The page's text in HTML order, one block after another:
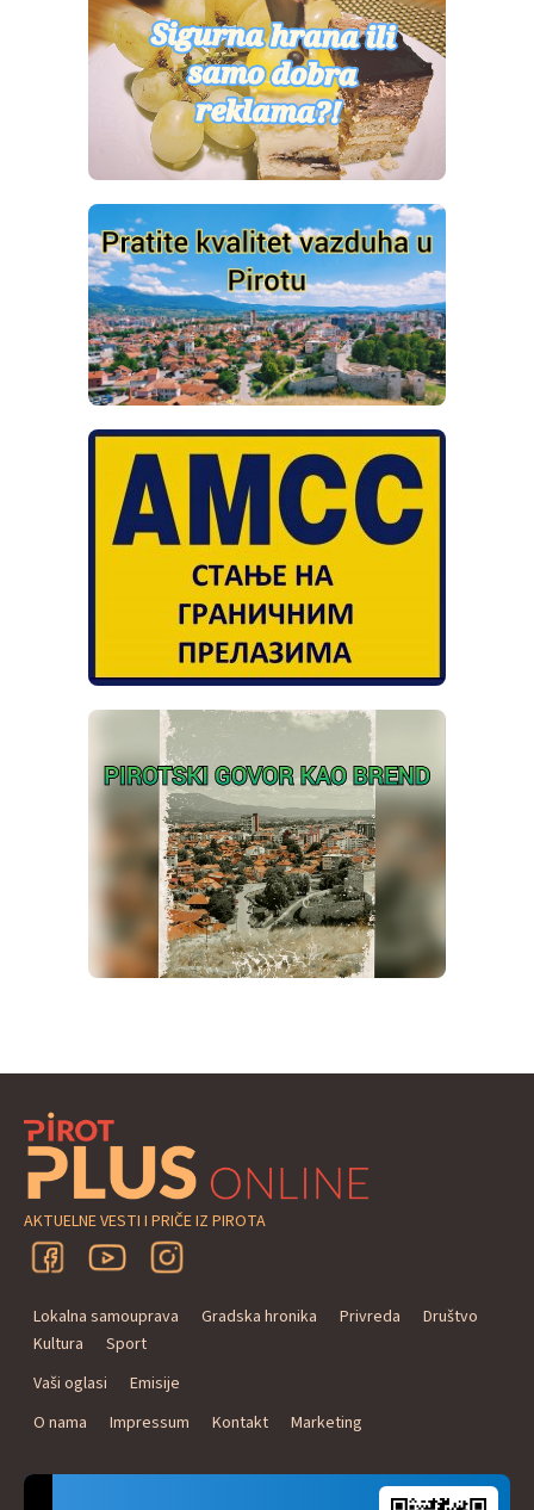
AKTUELNE VESTI I PRIČE IZ PIROTA
Lokalna samouprava Gradska hronika Privreda
Društvo
Kultura
Sport
Vaši oglasi
Emisije
O nama
Impressum Kontakt Marketing